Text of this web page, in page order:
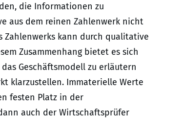
die Informationen zu
aus dem reinen Zahlenwerk nicht
Zahlenwerks kann durch qualitative
Zusammenhang bietet es sich
Geschäftsmodell zu erläutern
klarzustellen. Immaterielle Werte
festen Platz in der
auch der Wirtschaftsprüfer